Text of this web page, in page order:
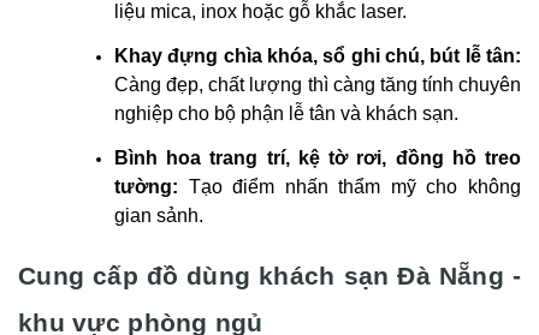
liệu mica, inox hoặc gỗ khắc laser.
Khay đựng chìa khóa, sổ ghi chú, bút lễ tân:
Càng đẹp, chất lượng thì càng tăng tính chuyên
nghiệp cho bộ phận lễ tân và khách sạn.
Bình hoa trang trí, kệ tờ rơi, đồng hồ treo
tường: Tạo điểm nhấn thẩm mỹ cho không
gian sảnh.
Cung cấp đồ dùng khách sạn Đà Nẵng -
khu vực phòng ngủ